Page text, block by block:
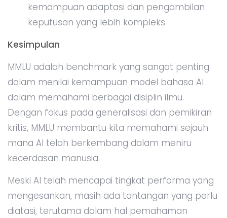
kemampuan adaptasi dan pengambilan
keputusan yang lebih kompleks.
Kesimpulan
MMLU adalah benchmark yang sangat penting
dalam menilai kemampuan model bahasa AI
dalam memahami berbagai disiplin ilmu.
Dengan fokus pada generalisasi dan pemikiran
kritis, MMLU membantu kita memahami sejauh
mana AI telah berkembang dalam meniru
kecerdasan manusia.
Meski AI telah mencapai tingkat performa yang
mengesankan, masih ada tantangan yang perlu
diatasi, terutama dalam hal pemahaman